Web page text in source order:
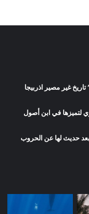
غير مصير اذربيجا
لتميزها في ابن أصول
حديث لها عن الحروب